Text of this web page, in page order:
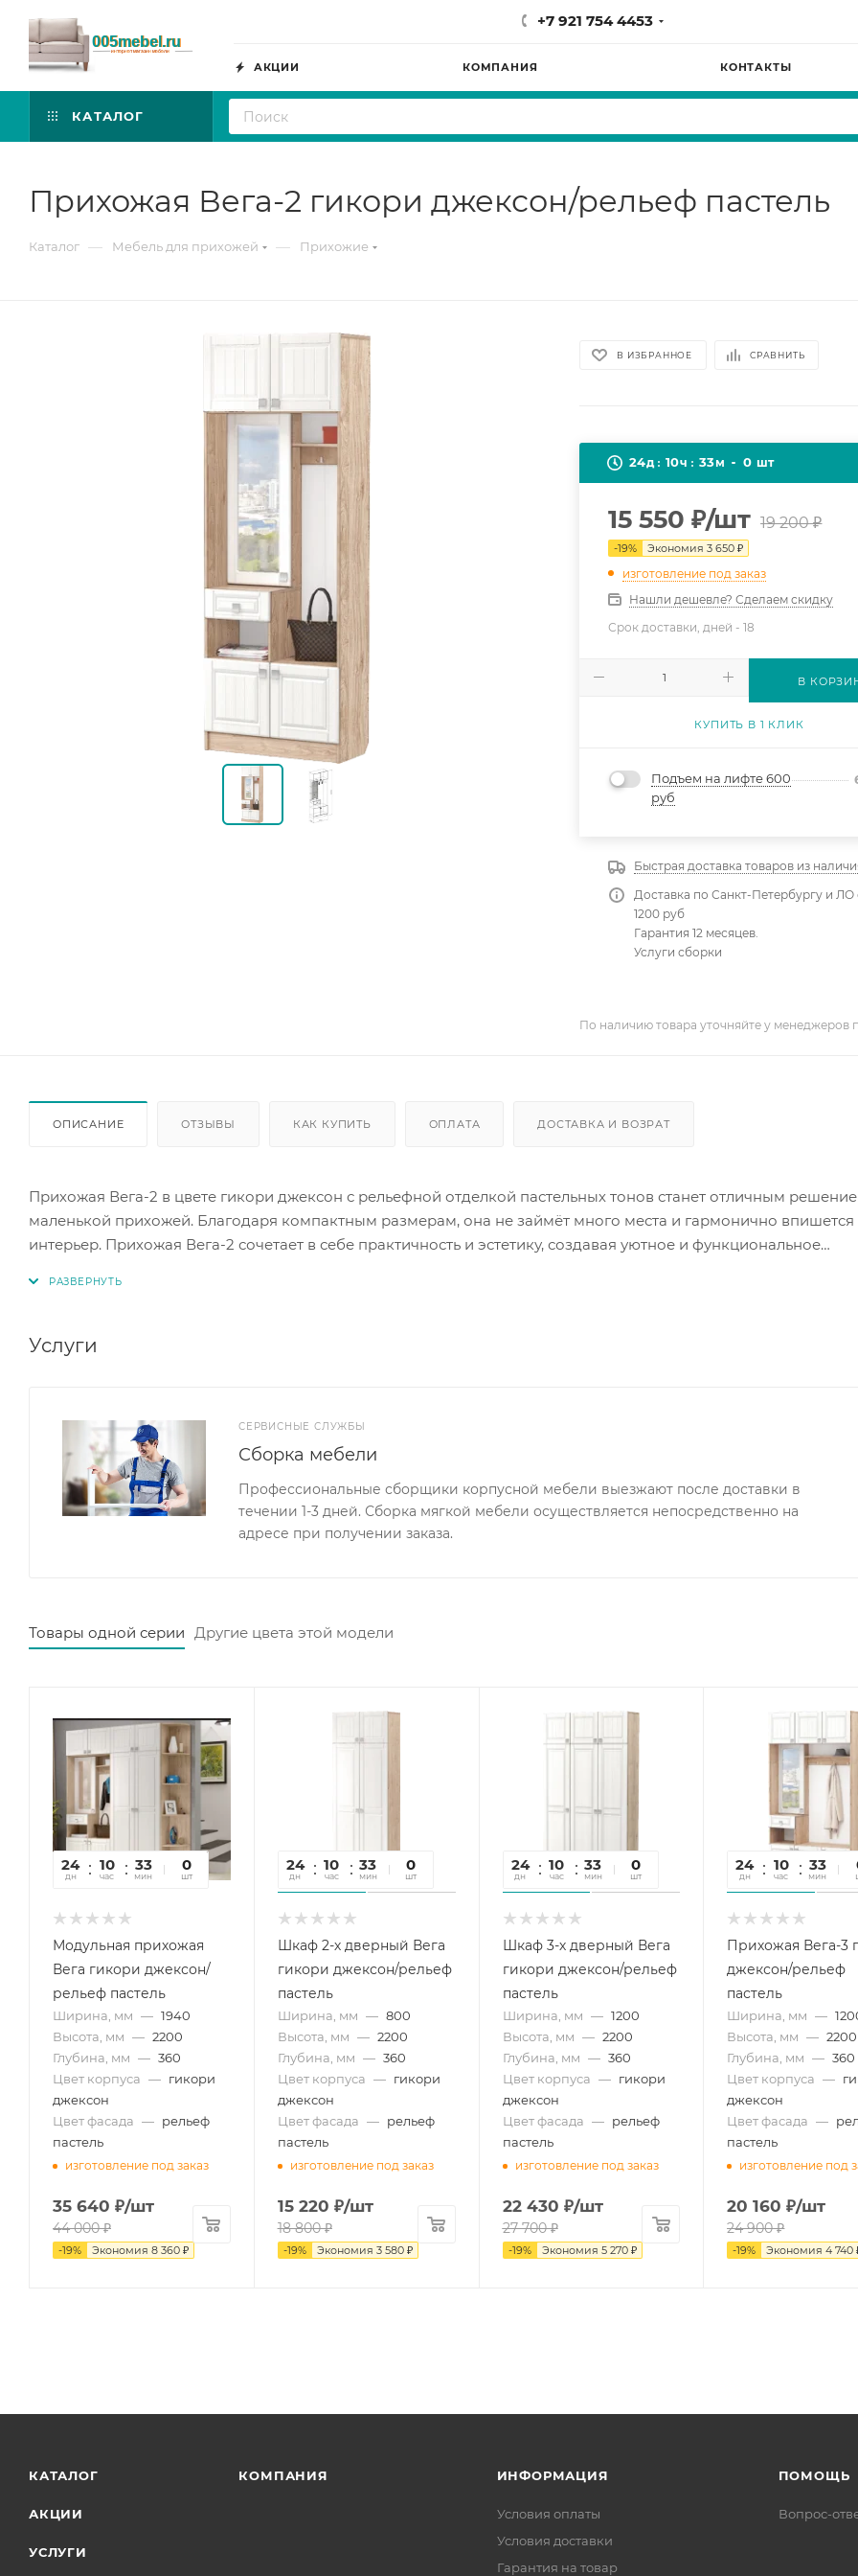
+7 921 754 4453
АКЦИИ КОМПАНИЯ КОНТАКТЫ
КАТАЛОГ
Прихожая Вега-2 гикори джексон/рельеф пастель
Каталог — Мебель для прихожей — Прихожие
В ИЗБРАННОЕ СРАВНИТЬ
24д 10ч 33м 0 шт
15 550 ₽/шт 19 200₽
-19% Экономия3 650 ₽
изготовление под заказ
Нашли дешевле? Сделаем скидку
Срок доставки, дней -18
В
КУПИТЬ В 1 КЛИК
Подъем на лифте 600
руб
Быстрая доставка товаров из
Доставка по Санкт-Петербургу и ЛО
1200 руб
Гарантия 12 месяцев.
Услуги сборки
По наличию товара уточняйте у менеджеров
ОПИСАНИЕ ОТЗЫВЫ КАК КУПИТЬ ОПЛАТА ДОСТАВКА И ВОЗРАТ
Прихожая Вега-2 в цвете гикори джексон с рельефной отделкой пастельных тонов станет отличным
маленькой прихожей. Благодаря компактным размерам, она не займёт много места и гармонично впишется
интерьер. Прихожая Вега-2 сочетает в себе практичность и эстетику, создавая уютное и функциональное
Услуги
СЕРВИСНЫЕ СЛУЖБЫ
Сборка мебели
Профессиональные сборщики корпусной мебели выезжают после доставки в
течении 1-3 дней. Сборка мягкой мебели осуществляется непосредственно на
адресе при получении заказа.
Товары одной серии Другие цвета этой модели
24
дн
10
час
33
мин
09
сек
0
шт
Модульная прихожая
Вега гикори джексон/
рельеф пастель
Ширина, мм — 1940
Высота, мм — 2200
Глубина, мм — 360
Цвет корпуса — гикори
джексон
Цвет фасада — рельеф
пастель
изготовление под заказ
35 640 ₽/шт
44 000₽
-19% Экономия 8 360 ₽
24
дн
10
час
33
мин
09
сек
0
шт
Шкаф 2-х дверный Вега
гикори джексон/рельеф
пастель
Ширина, мм — 800
Высота, мм — 2200
Глубина, мм — 360
Цвет корпуса — гикори
джексон
Цвет фасада — рельеф
пастель
изготовление под заказ
15 220 ₽/шт
18 800₽
-19% Экономия 3 580₽
24
дн
10
час
33
мин
09
сек
0
шт
Шкаф 3-х дверный Вега
гикори джексон/рельеф
пастель
Ширина, мм — 1200
Высота, мм — 2200
Глубина, мм — 360
Цвет корпуса — гикори
джексон
Цвет фасада — рельеф
пастель
изготовление под заказ
22 430 ₽/шт
27 700₽
-19% Экономия 5 270₽
24
дн
10
час
33
мин
Прихожая Вега-3
джексон/рельеф
пастель
Ширина, мм —
Высота, мм — 2200
Глубина, мм — 360
Цвет корпуса —
джексон
Цвет фасада —
пастель
изготовление под
20 160 ₽/шт
24 900₽
-19% Экономия 4 740
КАТАЛОГ
АКЦИИ
УСЛУГИ
КОМПАНИЯ ИНФОРМАЦИЯ
Условия оплаты
Условия доставки
Гарантия на товар
ПОМОЩЬ
Вопрос-